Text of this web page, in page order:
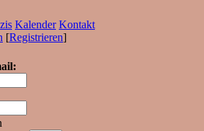
Kalender Kontakt
[Registrieren]